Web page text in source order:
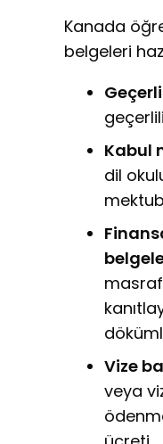
Kanada
belgeleri
Kabul
dil
Vize
veya